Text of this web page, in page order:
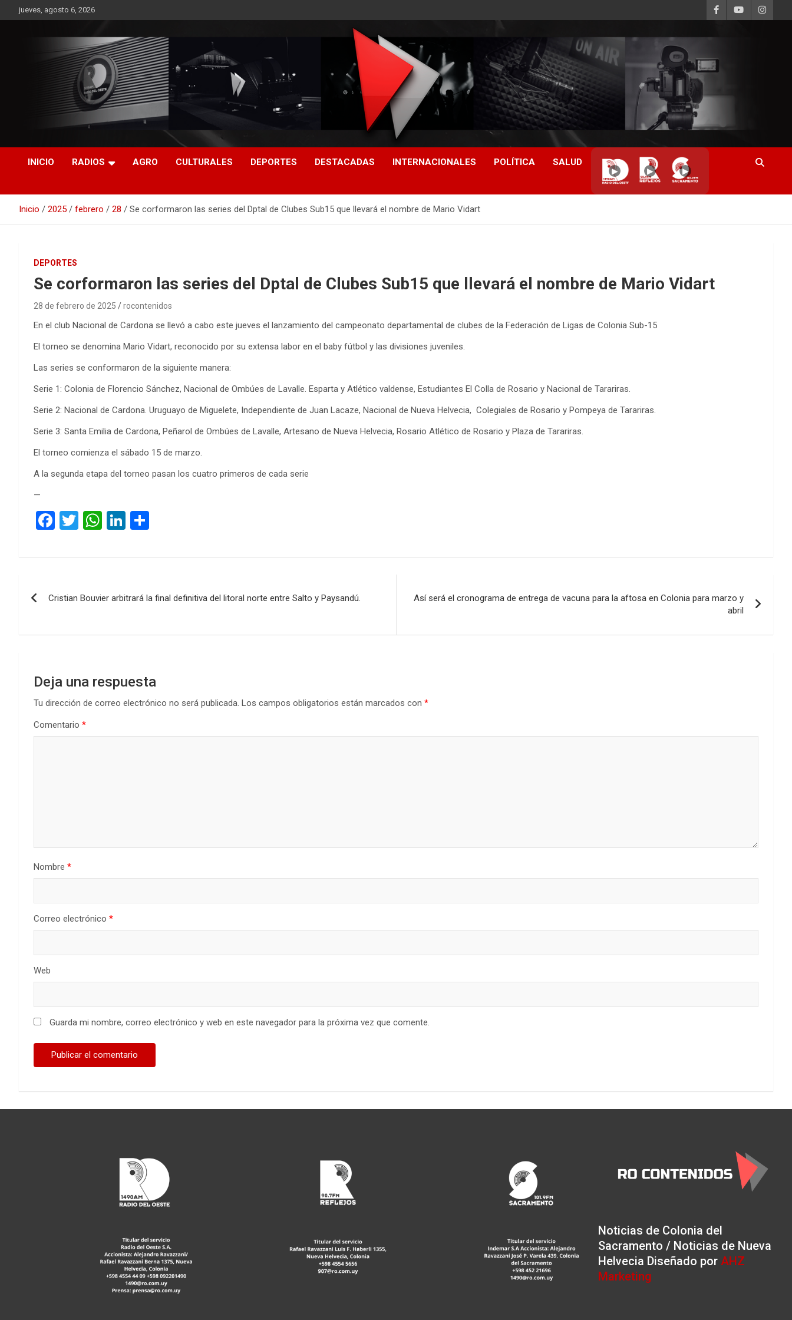
Saltar
al
jueves, agosto 6, 2026
RO CONTENIDOS
INICIO RADIOS AGRO CULTURALES DEPORTES DESTACADAS INTERNACIONALES POLÍTICA SALUD
▶ ▶ ▶
Inicio 2025 febrero 28 Se corformaron las series del Dptal de Clubes Sub15 que llevará el nombre de Mario Vidart
DEPORTES
Se corformaron las series del Dptal de Clubes Sub15 que llevará el nombre de Mario Vidart
28 de febrero de 2025 rocontenidos
En el club Nacional de Cardona se llevó a cabo este jueves el lanzamiento del campeonato departamental de clubes de la Federación de Ligas de Colonia Sub-15
El torneo se denomina Mario Vidart, reconocido por su extensa labor en el baby fútbol y las divisiones juveniles.
Las series se conformaron de la siguiente manera:
Serie 1: Colonia de Florencio Sánchez, Nacional de Ombúes de Lavalle. Esparta y Atlético valdense, Estudiantes El Colla de Rosario y Nacional de Tarariras.
Serie 2: Nacional de Cardona. Uruguayo de Miguelete, Independiente de Juan Lacaze, Nacional de Nueva Helvecia, Colegiales de Rosario y Pompeya de Tarariras.
Serie 3: Santa Emilia de Cardona, Peñarol de Ombúes de Lavalle, Artesano de Nueva Helvecia, Rosario Atlético de Rosario y Plaza de Tarariras.
El torneo comienza el sábado 15 de marzo.
A la segunda etapa del torneo pasan los cuatro primeros de cada serie
—
F
ce
o
k
T
tt
W
at
A
p
Li
ke
n
m
ar
entradas
Cristian Bouvier arbitrará la final definitiva del litoral norte entre Salto y Paysandú.
Así será el cronograma de entrega de vacuna para la aftosa en Colonia para marzo y
abril
Deja una respuesta
Tu dirección de correo electrónico no será publicada. Los campos obligatorios están marcados con *
Comentario *
Nombre *
Correo electrónico *
Web
Guarda mi nombre, correo electrónico y web en este navegador para la próxima vez que comente.
Noticias de Colonia del
Sacramento / Noticias de Nueva
Helvecia Diseñado por AHZ
Marketing